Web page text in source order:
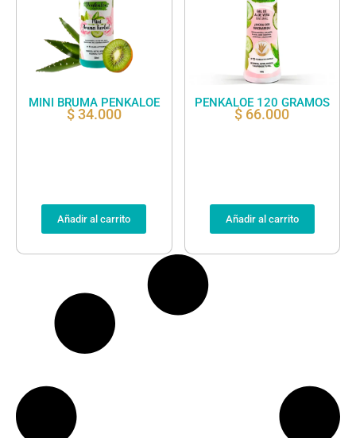
MINI BRUMA PENKALOE
$34.000
Añadir al carrito
PENKALOE 120 GRAMOS
$ 66.000
Añadir al carrito